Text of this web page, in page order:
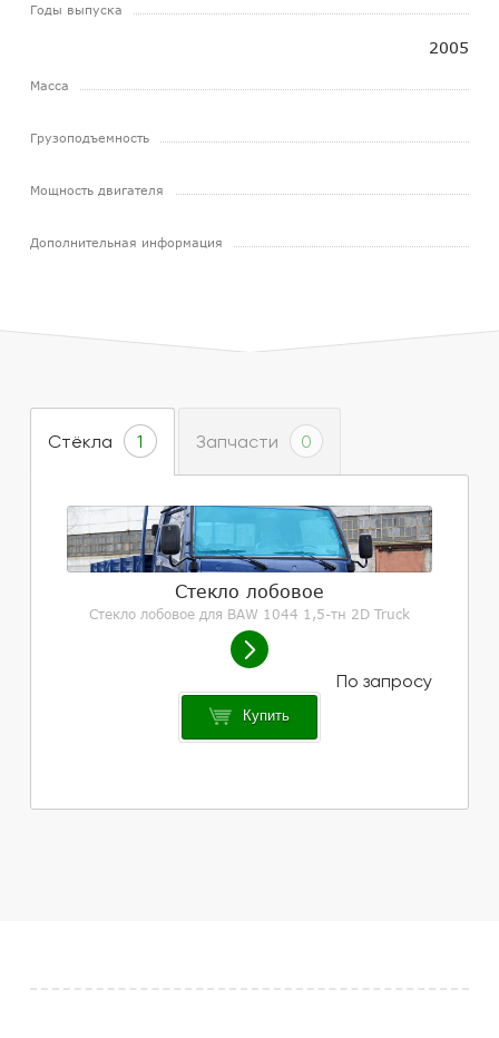
Годы выпуска
2005
Масса
Грузоподъемность
Мощность двигателя
Дополнительная информация
Стёкла 1 Запчасти 0
Стекло лобовое
Стекло лобовое для BAW 1044 1,5-тн 2D Truck
Купить